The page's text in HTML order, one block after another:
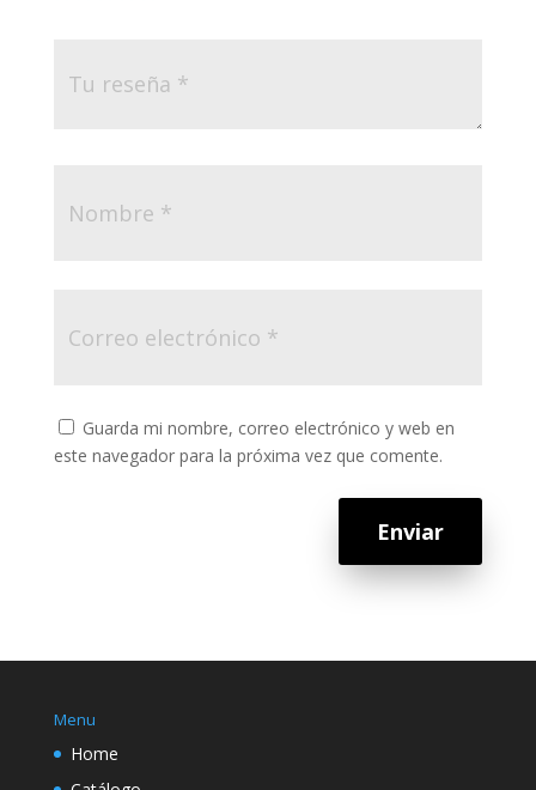
Guarda mi nombre, correo electrónico y web en
este navegador para la próxima vez que comente.
Enviar
Menu
Home